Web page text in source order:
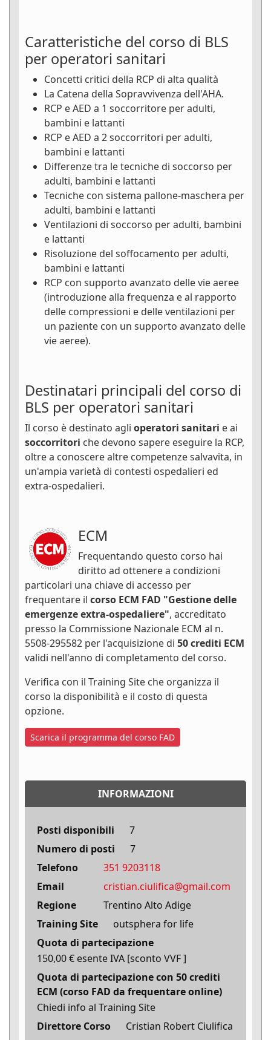
Caratteristiche del corso di BLS
per operatori sanitari
Concetti critici della RCP di alta qualità
La Catena della Sopravvivenza dell'AHA.
RCP e AED a 1 soccorritore per adulti,
bambini e lattanti
RCP e AED a 2 soccorritori per adulti,
bambini e lattanti
Differenze tra le tecniche di soccorso per
adulti, bambini e lattanti
Tecniche con sistema pallone-maschera per
adulti, bambini e lattanti
Ventilazioni di soccorso per adulti, bambini
e lattanti
Risoluzione del soffocamento per adulti,
bambini e lattanti
RCP con supporto avanzato delle vie aeree
(introduzione alla frequenza e al rapporto
delle compressioni e delle ventilazioni per
un paziente con un supporto avanzato delle
vie aeree).
Destinatari principali del corso di
BLS per operatori sanitari
Il corso è destinato agli operatori sanitari e ai
soccorritori che devono sapere eseguire la RCP,
oltre a conoscere altre competenze salvavita, in
un'ampia varietà di contesti ospedalieri ed
extra-ospedalieri.
ECM
Frequentando questo corso hai
diritto ad ottenere a condizioni
particolari una chiave di accesso per
frequentare il corso ECM FAD "Gestione delle
emergenze extra-ospedaliere", accreditato
presso la Commissione Nazionale ECM al n.
5508-295582 per l'acquisizione di 50 crediti ECM
validi nell'anno di completamento del corso.
Verifica con il Training Site che organizza il
corso la disponibilità e il costo di questa
opzione.
Scarica il programma del corso FAD
INFORMAZIONI
Posti disponibili
7
Numero di posti
7
Telefono
351 9203118
Email
cristian.ciulifica@gmail.com
Regione
Trentino Alto Adige
Training Site
outsphera for life
Quota di partecipazione
150,00 € esente IVA [sconto VVF ]
Quota di partecipazione con 50 crediti
ECM (corso FAD da frequentare online)
Chiedi info al Training Site
Direttore Corso
Cristian Robert Ciulifica